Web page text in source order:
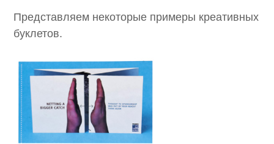
Представляем некоторые примеры креативных
буклетов.